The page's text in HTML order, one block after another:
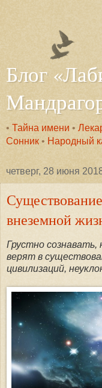
Блог
• Тайна имени •
Сонник • Народный
четверг, 28 июня 2018
внеземной
Грустно
верят в
цивилизаций,